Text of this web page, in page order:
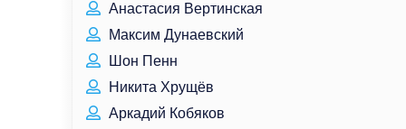
Анастасия Вертинская
Максим Дунаевский
Шон Пенн
Никита Хрущёв
Аркадий Кобяков